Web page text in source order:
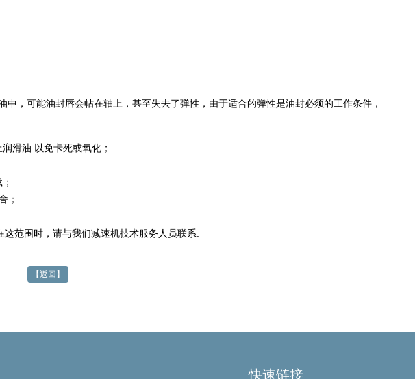
，可能油封唇会帖在轴上，甚至失去了弹性，由于适合的弹性是油封必须的工作条件，
滑油.以免卡死或氧化；
；
范围时，请与我们减速机技术服务人员联系.
【返回】
快速链接